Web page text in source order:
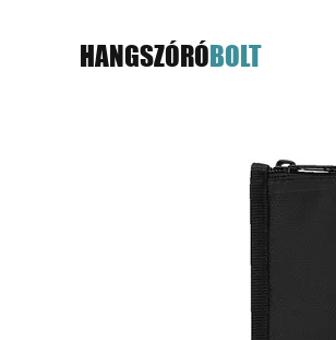
HANGSZÓRÓBOLT